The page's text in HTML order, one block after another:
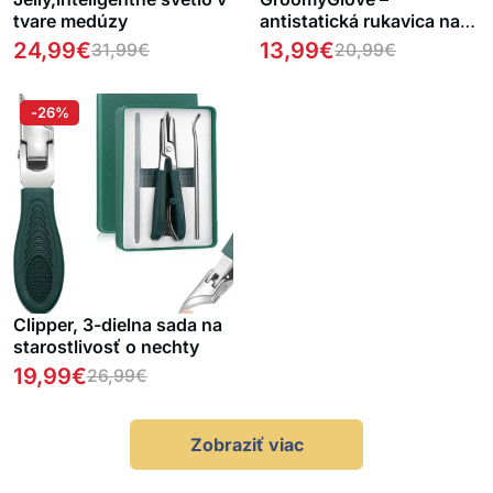
tvare medúzy
24,99€31,99€
antistatická rukavica na
odstraňovanie srsti
domácich zvierat
13,99€20,99€
Clipper, 3-dielna sada na
starostlivosť o nechty
19,99€26,99€
-26%
Zobraziť viac